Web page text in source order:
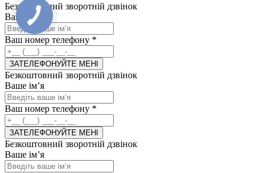
Безкоштовний зворотній дзвінок
Ваше ім’я
Ваш номер телефону *
ЗАТЕЛЕФОНУЙТЕ МЕНІ
Безкоштовний зворотній дзвінок
Ваше ім’я
Ваш номер телефону *
ЗАТЕЛЕФОНУЙТЕ МЕНІ
Безкоштовний зворотній дзвінок
Ваше ім’я